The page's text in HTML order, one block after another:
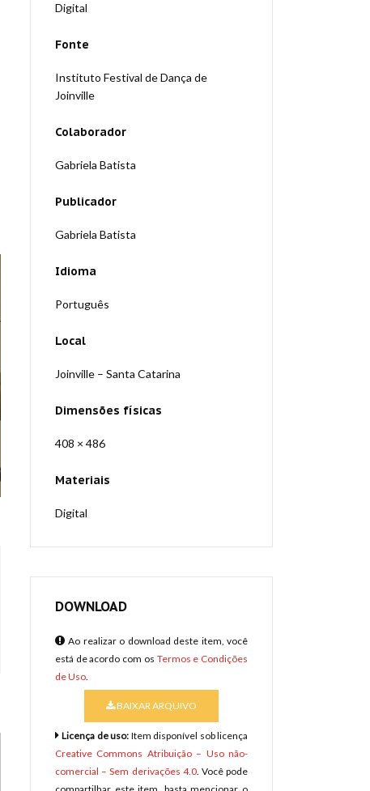
Digital
Fonte
Instituto Festival de Dança de
Joinville
Colaborador
Gabriela Batista
Publicador
Gabriela Batista
Idioma
Português
Local
Joinville – Santa Catarina
Dimensões físicas
408 × 486
Materiais
Digital
DOWNLOAD
Ao realizar o download deste item, você
está de acordo com os Termos e Condições
de Uso.
BAIXAR ARQUIVO
Licença de uso: Item disponível sob licença
Creative Commons Atribuição – Uso não-
comercial – Sem derivações 4.0. Você pode